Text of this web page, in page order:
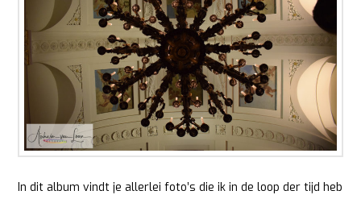
In dit album vindt je allerlei foto’s die ik in de loop der tijd heb